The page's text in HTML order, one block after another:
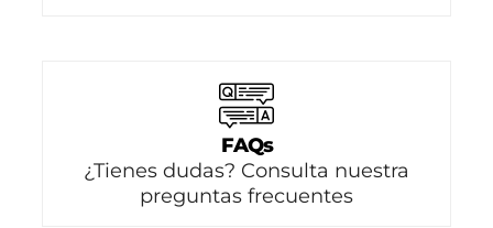
FAQs
¿Tienes dudas? Consulta nuestra
preguntas frecuentes